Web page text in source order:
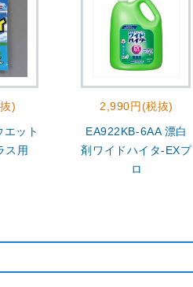
)
ット
ス用
2,990円(税抜)
EA922KB-6AA 漂白
剤ワイドハイタ-EXプ
ロ